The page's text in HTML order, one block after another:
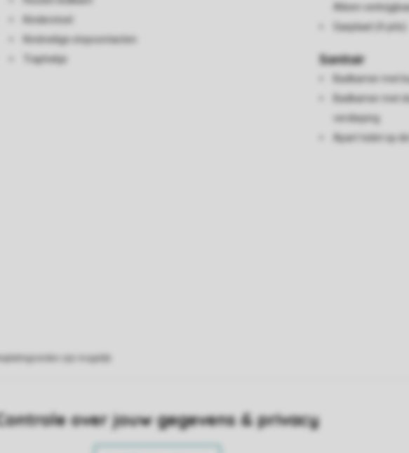
Kinderstoel
Kindveilige stopcontacten
Traphekje
Alleen
Gasplaat (4-pits)
Sanitair
Badkamer met
Badkamer met
verdieping
Apart toilet op
over jouw gegevens & privacy